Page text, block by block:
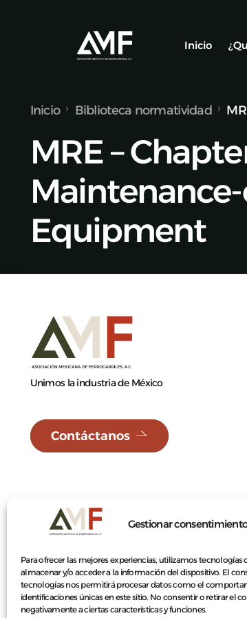
Gestionar
Para ofrecer las mejores experiencias, utilizamos tecnologías
almacenar y/o acceder a la información del dispositivo. El
tecnologías nos permitirá procesar datos como el
identificaciones únicas en este sitio. No consentir o retirar el
negativamente a ciertas características y funciones.
Inicio
Inicio Biblioteca normatividad
MRE –
Equipment
Unimos la industria de México
Contáctanos
© 2026 Asociación Mexicana de